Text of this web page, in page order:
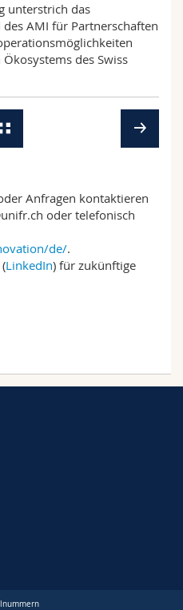
unterstrich das
des AMI für Partnerschaften
des Swiss
Anfragen kontaktieren
oder telefonisch
de/.
LinkedIn) für zukünftige